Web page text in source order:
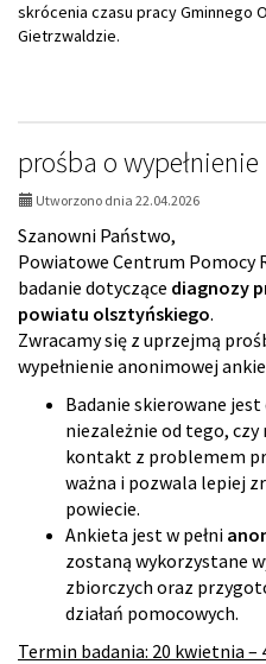
skrócenia czasu pracy Gminnego
Gietrzwaldzie.
prośba o
Utworzono dnia 22.04.2026
Szanowni Państwo,
Powiatowe Centrum Pomocy
badanie dotyczące diagnozy
powiatu olsztyńskiego.
Zwracamy się z uprzejmą
wypełnienie anonimowej
Badanie skierowane jest
niezależnie od tego,
kontakt z problemem
ważna i pozwala lepiej
powiecie.
Ankieta jest w pełni
zostaną wykorzystane
zbiorczych oraz
działań pomocowych.
Termin badania: 20 kwietnia –